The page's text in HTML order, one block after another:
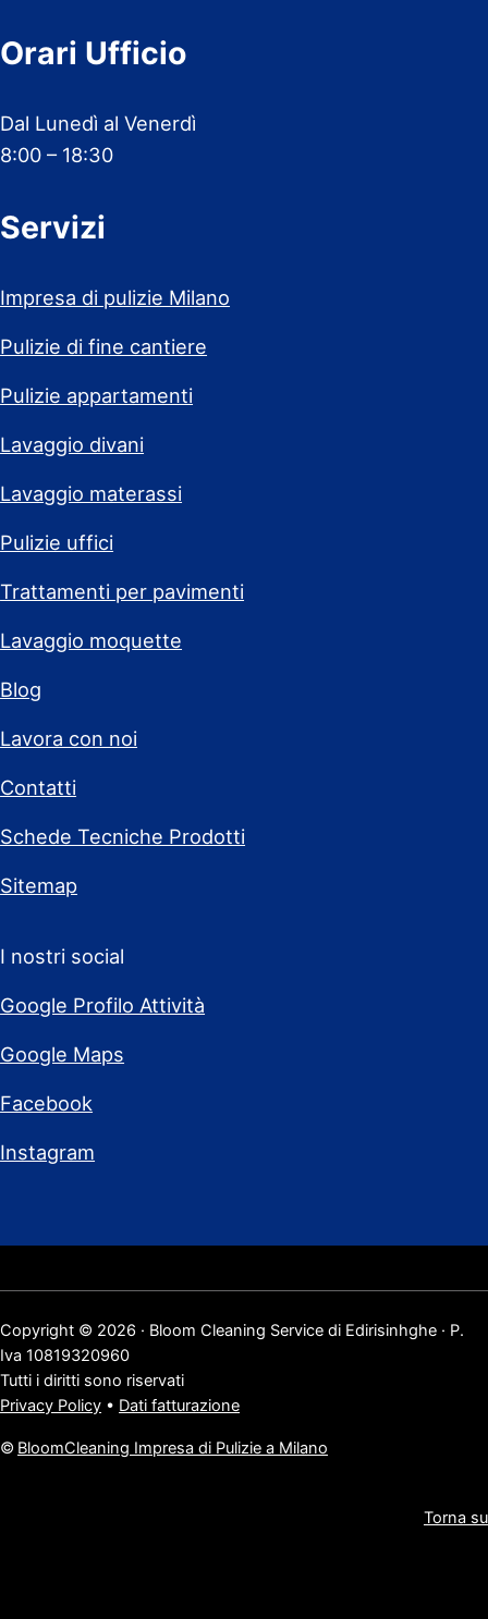
Orari Ufficio
Dal Lunedì al Venerdì
8:00 – 18:30
Servizi
Impresa di pulizie Milano
Pulizie di fine cantiere
Pulizie appartamenti
Lavaggio divani
Lavaggio materassi
Pulizie uffici
Trattamenti per pavimenti
Lavaggio moquette
Blog
Lavora con noi
Contatti
Schede Tecniche Prodotti
Sitemap
I nostri social
Google Profilo Attività
Google Maps
Facebook
Instagram
Copyright © 2026 · Bloom Cleaning Service di Edirisinhghe · P.
Iva 10819320960
Tutti i diritti sono riservati
Privacy Policy • Dati fatturazione
© BloomCleaning Impresa di Pulizie a Milano
Torna su